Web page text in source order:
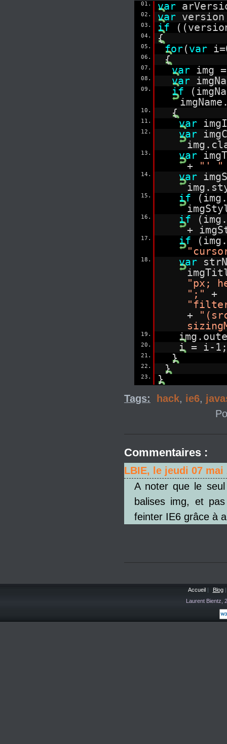
01. var
02. var
03. if
04. {
05. for(var
06. {
07. var img
08. var
09. if
10. {
11. var
12. var
13. var
+
"' "
14. var
15. if
16. if
+
17. if
18. var
"px;
";"
+
+
19.
20. i = i-1;
21. }
22. }
23. }
Tags: hack, ie6,
Commentaires :
LBIE, le jeudi 07 mai
A noter que le
balises img, et
feinter IE6 grâce à
Accueil | Blog |
Laurent Bientz,